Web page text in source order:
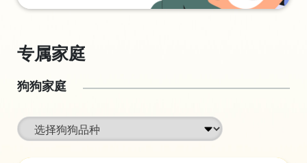
专属家庭
狗狗家庭